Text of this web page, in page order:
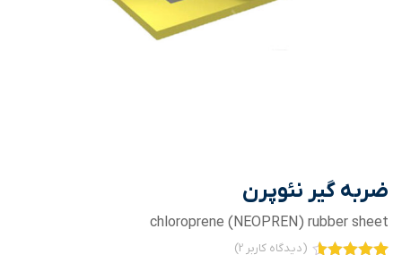
ضربه گیر نئوپرن
chloroprene (NEOPREN) rubber sheet
(دیدگاه کاربر2
)